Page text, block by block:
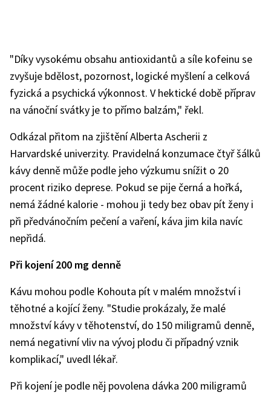
"Díky vysokému obsahu antioxidantů a síle kofeinu se
zvyšuje bdělost, pozornost, logické myšlení a celková
fyzická a psychická výkonnost. V hektické době příprav
na vánoční svátky je to přímo balzám," řekl.
Odkázal přitom na zjištění Alberta Ascherii z
Harvardské univerzity. Pravidelná konzumace čtyř šálků
kávy denně může podle jeho výzkumu snížit o 20
procent riziko deprese. Pokud se pije černá a hořká,
nemá žádné kalorie - mohou ji tedy bez obav pít ženy i
při předvánočním pečení a vaření, káva jim kila navíc
nepřidá.
Při kojení 200 mg denně
Kávu mohou podle Kohouta pít v malém množství i
těhotné a kojící ženy. "Studie prokázaly, že malé
množství kávy v těhotenství, do 150 miligramů denně,
nemá negativní vliv na vývoj plodu či případný vznik
komplikací," uvedl lékař.
Při kojení je podle něj povolena dávka 200 miligramů